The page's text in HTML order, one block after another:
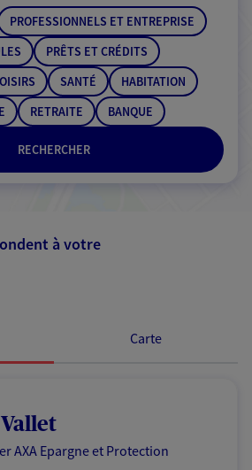
RECHERCHER
PROFESSIONNELS ET ENTREPRISE
PRÊTS ET CRÉDITS
SANTÉ
HABITATION
RETRAITE BANQUE
à votre
Carte
Vallet
AXA Epargne et Protection